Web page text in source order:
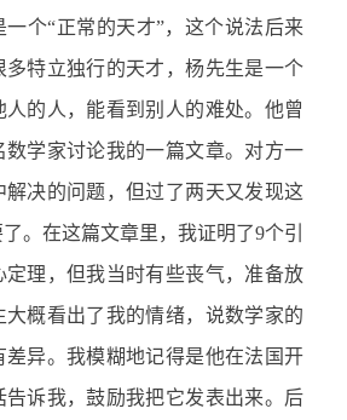
个“正常的天才”，这个说法后来
多特立独行的天才，杨先生是一个
人的人，能看到别人的难处。他曾
数学家讨论我的一篇文章。对方一
决的问题，但过了两天又发现这
。在这篇文章里，我证明了9个引
定理，但我当时有些丧气，准备放
概看出了我的情绪，说数学家的
差异。我模糊地记得是他在法国开
告诉我，鼓励我把它发表出来。后